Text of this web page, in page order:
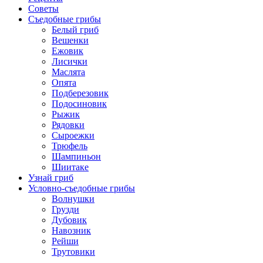
Советы
Съедобные грибы
Белый гриб
Вешенки
Ежовик
Лисички
Маслята
Опята
Подберезовик
Подосиновик
Рыжик
Рядовки
Сыроежки
Трюфель
Шампиньон
Шиитаке
Узнай гриб
Условно-съедобные грибы
Волнушки
Грузди
Дубовик
Навозник
Рейши
Трутовики